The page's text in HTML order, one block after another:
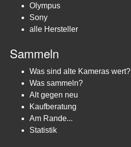
Olympus
Sony
alle Hersteller
Sammeln
Was sind alte Kameras wert?
Was sammeln?
Alt gegen neu
Kaufberatung
Am Rande...
Statistik